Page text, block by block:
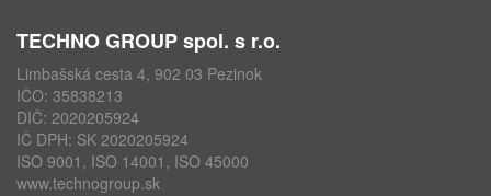
TECHNO GROUP spol. s r.o.
Limbašská cesta 4, 902 03 Pezinok
IČO: 35838213
DIČ: 2020205924
IČ DPH: SK 2020205924
ISO 9001, ISO 14001, ISO 45000
www.technogroup.sk